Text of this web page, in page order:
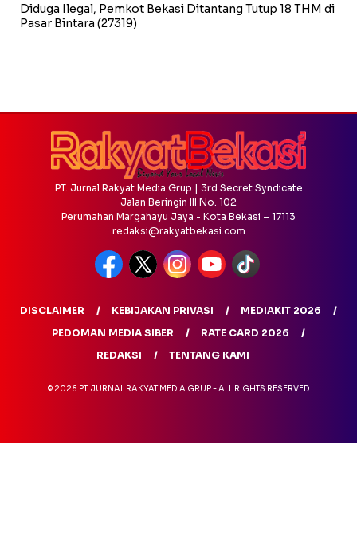
Diduga Ilegal, Pemkot Bekasi Ditantang Tutup 18 THM di
Pasar Bintara (27319)
PT. Jurnal Rakyat Media Grup | 3rd Secret Syndicate
Jalan Beringin III No. 102
Perumahan Margahayu Jaya - Kota Bekasi – 17113
redaksi@rakyatbekasi.com
DISCLAIMER KEBIJAKAN PRIVASI
MEDIAKIT 2026
PEDOMAN MEDIA SIBER
RATE CARD 2026
REDAKSI
TENTANG KAMI
© 2026 PT. JURNAL RAKYAT MEDIA GRUP - ALL RIGHTS RESERVED